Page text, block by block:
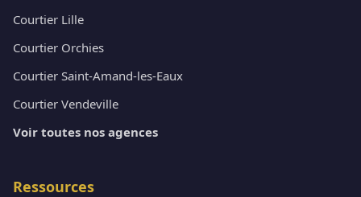
Courtier Lille
Courtier Orchies
Courtier Saint-Amand-les-Eaux
Courtier Vendeville
Voir toutes nos agences
Ressources